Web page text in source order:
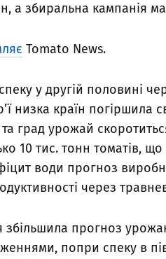
а збиральна кампанія
Tomato News.
у другій половині
низка країн погіршила
град урожай
10 тис. тонн томатів,
води прогноз
через
збільшила прогноз
попри спеку в